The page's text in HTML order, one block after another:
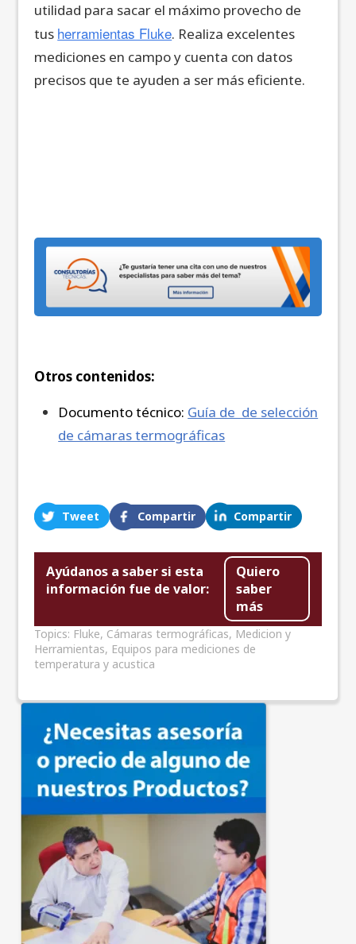
utilidad para sacar el máximo provecho de
tus herramientas Fluke. Realiza excelentes
mediciones en campo y cuenta con datos
precisos que te ayuden a ser más eficiente.
Otros contenidos:
Documento técnico: Guía de de selección
de cámaras termográficas
Tweet Compartir Compartir
Ayúdanos a saber si esta
información fue de valor:
Quiero
saber
más
Topics: Fluke, Cámaras termográficas, Medicion y
Herramientas, Equipos para mediciones de
temperatura y acustica